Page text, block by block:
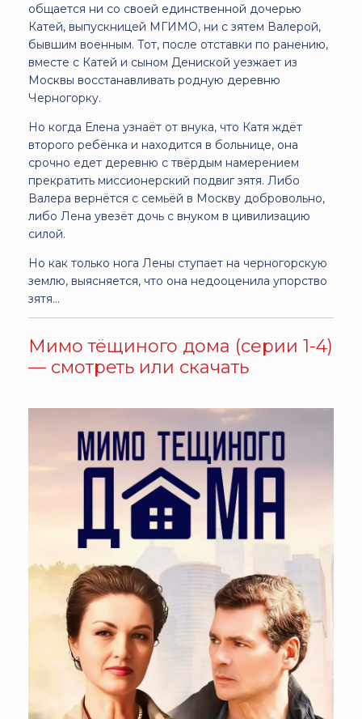
общается ни со своей единственной дочерью
Катей, выпускницей МГИМО, ни с зятем Валерой,
бывшим военным. Тот, после отставки по ранению,
вместе с Катей и сыном Дениской уезжает из
Москвы восстанавливать родную деревню
Черногорку.
Но когда Елена узнаёт от внука, что Катя ждёт
второго ребёнка и находится в больнице, она
срочно едет деревню с твёрдым намерением
прекратить миссионерский подвиг зятя. Либо
Валера вернётся с семьёй в Москву добровольно,
либо Лена увезёт дочь с внуком в цивилизацию
силой.
Но как только нога Лены ступает на черногорскую
землю, выясняется, что она недооценила упорство
зятя…
Мимо тёщиного дома (серии 1-4)
— смотреть или скачать